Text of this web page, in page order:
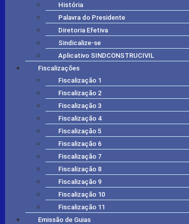
História
Palavra do Presidente
Diretoria Efetiva
Sindicalize-se
Aplicativo SINDCONSTRUCIVIL
Fiscalizações
Fiscalização 1
Fiscalização 2
Fiscalização 3
Fiscalização 4
Fiscalização 5
Fiscalização 6
Fiscalização 7
Fiscalização 8
Fiscalização 9
Fiscalização 10
Fiscalização 11
Emissão de Guias